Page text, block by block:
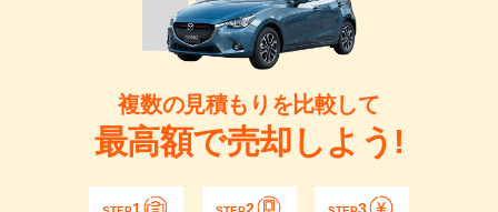
複数の見積もりを比較して
最高額で売却しよう!
1 2 3